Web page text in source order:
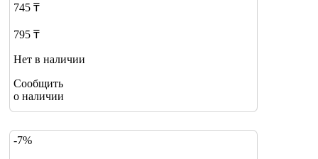
745 ₸
795 ₸
Нет в наличии
Сообщить
о наличии
-7%